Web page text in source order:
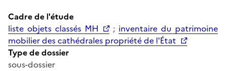
Cadre de l'étude
liste objets classés MH
; inventaire du patrimoine
mobilier des cathédrales propriété de l'État
Type de dossier
sous-dossier